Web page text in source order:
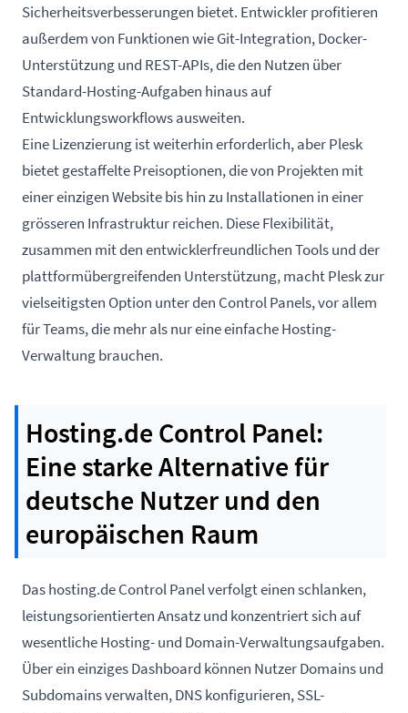
Sicherheitsverbesserungen bietet. Entwickler profitieren
außerdem von Funktionen wie Git-Integration, Docker-
Unterstützung und REST-APIs, die den Nutzen über
Standard-Hosting-Aufgaben hinaus auf
Entwicklungsworkflows ausweiten.
Eine Lizenzierung ist weiterhin erforderlich, aber Plesk
bietet gestaffelte Preisoptionen, die von Projekten mit
einer einzigen Website bis hin zu Installationen in einer
grösseren Infrastruktur reichen. Diese Flexibilität,
zusammen mit den entwicklerfreundlichen Tools und der
plattformübergreifenden Unterstützung, macht Plesk zur
vielseitigsten Option unter den Control Panels, vor allem
für Teams, die mehr als nur eine einfache Hosting-
Verwaltung brauchen.
Hosting.de Control Panel:
Eine starke Alternative für
deutsche Nutzer und den
europäischen Raum
Dashosting.deControl Panel verfolgt einen schlanken,
leistungsorientierten Ansatz und konzentriert sich auf
wesentliche Hosting- und Domain-Verwaltungsaufgaben.
Über ein einziges Dashboard können Nutzer Domains und
Subdomains verwalten, DNS konfigurieren, SSL-